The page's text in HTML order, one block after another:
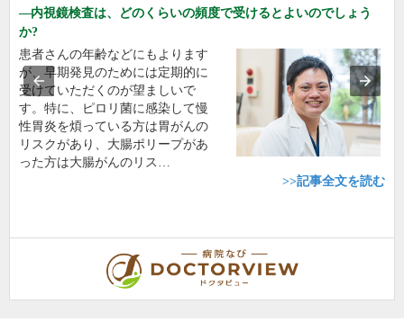
内視鏡検査は、どのくらいの頻度で受けるとよいのでしょう
か?
患者さんの年齢などにもよります
が、早期発見のためには定期的に
受けていただくのが望ましいで
す。特に、ピロリ菌に感染して慢
性胃炎を煩っている方は胃がんの
リスクがあり、大腸ポリープがあ
った方は大腸がんのリス…
>>記事全文を読む